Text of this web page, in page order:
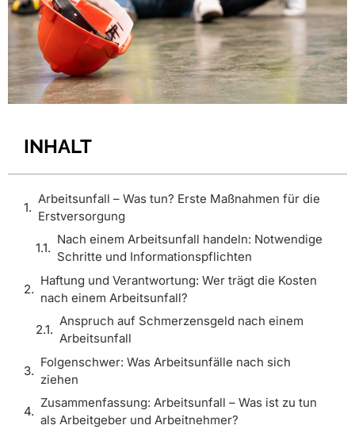
INHALT
Arbeitsunfall – Was tun? Erste Maßnahmen für die
Erstversorgung
Nach einem Arbeitsunfall handeln: Notwendige
Schritte und Informationspflichten
Haftung und Verantwortung: Wer trägt die Kosten
nach einem Arbeitsunfall?
Anspruch auf Schmerzensgeld nach einem
Arbeitsunfall
Folgenschwer: Was Arbeitsunfälle nach sich
ziehen
Zusammenfassung: Arbeitsunfall – Was ist zu tun
als Arbeitgeber und Arbeitnehmer?